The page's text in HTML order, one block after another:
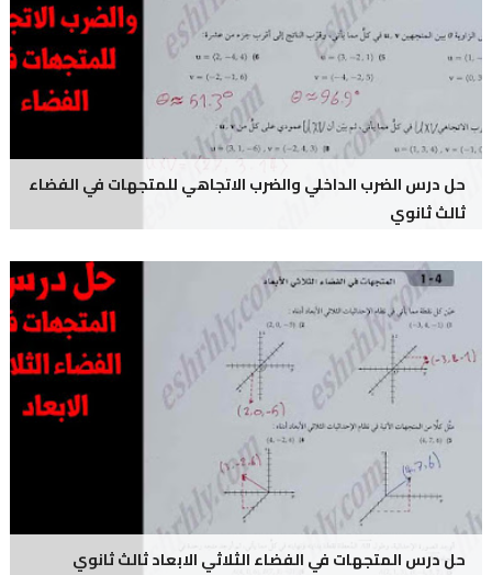
حل درس الضرب الداخلي والضرب الاتجاهي للمتجهات في الفضاء
ثالث ثانوي
حل درس المتجهات في الفضاء الثلاثي الابعاد ثالث ثانوي